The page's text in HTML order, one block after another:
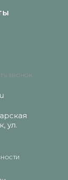
ЗВОНОК
ул.